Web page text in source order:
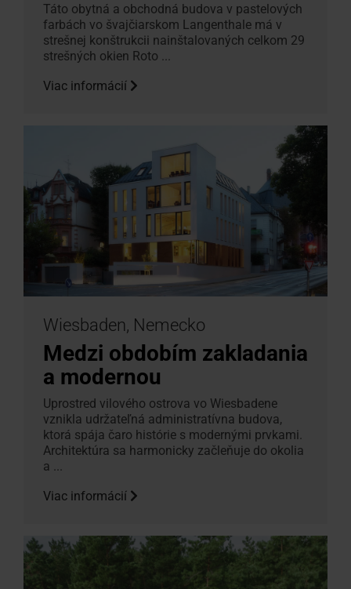
Táto obytná a obchodná budova v pastelových
farbách vo švajčiarskom Langenthale má v
strešnej konštrukcii nainštalovaných celkom 29
strešných okien Roto ...
Viac informácií
Wiesbaden, Nemecko
Medzi obdobím zakladania
a modernou
Uprostred vilového ostrova vo Wiesbadene
vznikla udržateľná administratívna budova,
ktorá spája čaro histórie s modernými prvkami.
Architektúra sa harmonicky začleňuje do okolia
a ...
Viac informácií